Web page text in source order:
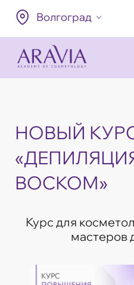
Волгоград
НОВЫЙ
ВОСКОМ»
Курс для
мастеров